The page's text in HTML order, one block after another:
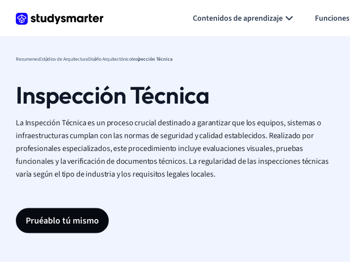
Contenidos de aprendizaje Funciones
ResumenesEstudios de ArquitecturaDiseño ArquitectónicoInspección Técnica
Inspección Técnica
La Inspección Técnica es un proceso crucial destinado a garantizar que los equipos, sistemas o
infraestructuras cumplan con las normas de seguridad y calidad establecidos. Realizado por
profesionales especializados, este procedimiento incluye evaluaciones visuales, pruebas
funcionales y la verificación de documentos técnicos. La regularidad de las inspecciones técnicas
varía según el tipo de industria y los requisitos legales locales.
Pruéablo tú mismo